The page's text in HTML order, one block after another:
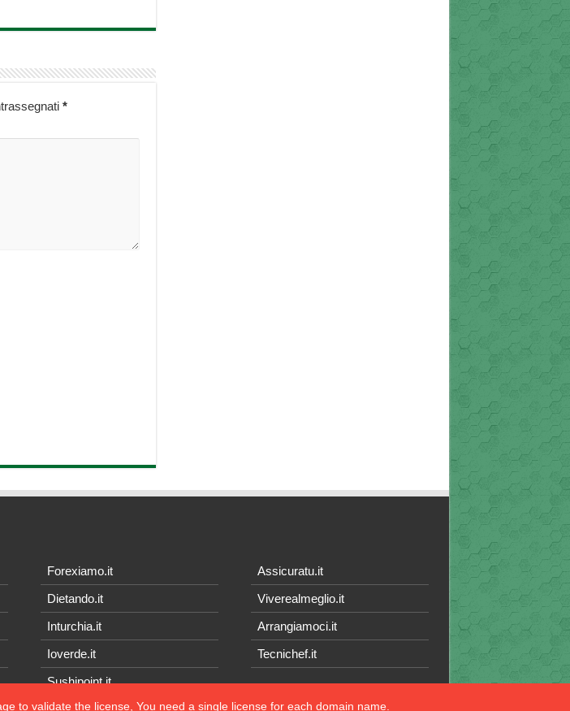
*
Forexiamo.it
Dietando.it
Inturchia.it
Ioverde.it
Sushipoint.it
Assicuratu.it
Viverealmeglio.it
Arrangiamoci.it
Tecnichef.it
to validate the license, You need a single license for each domain name.